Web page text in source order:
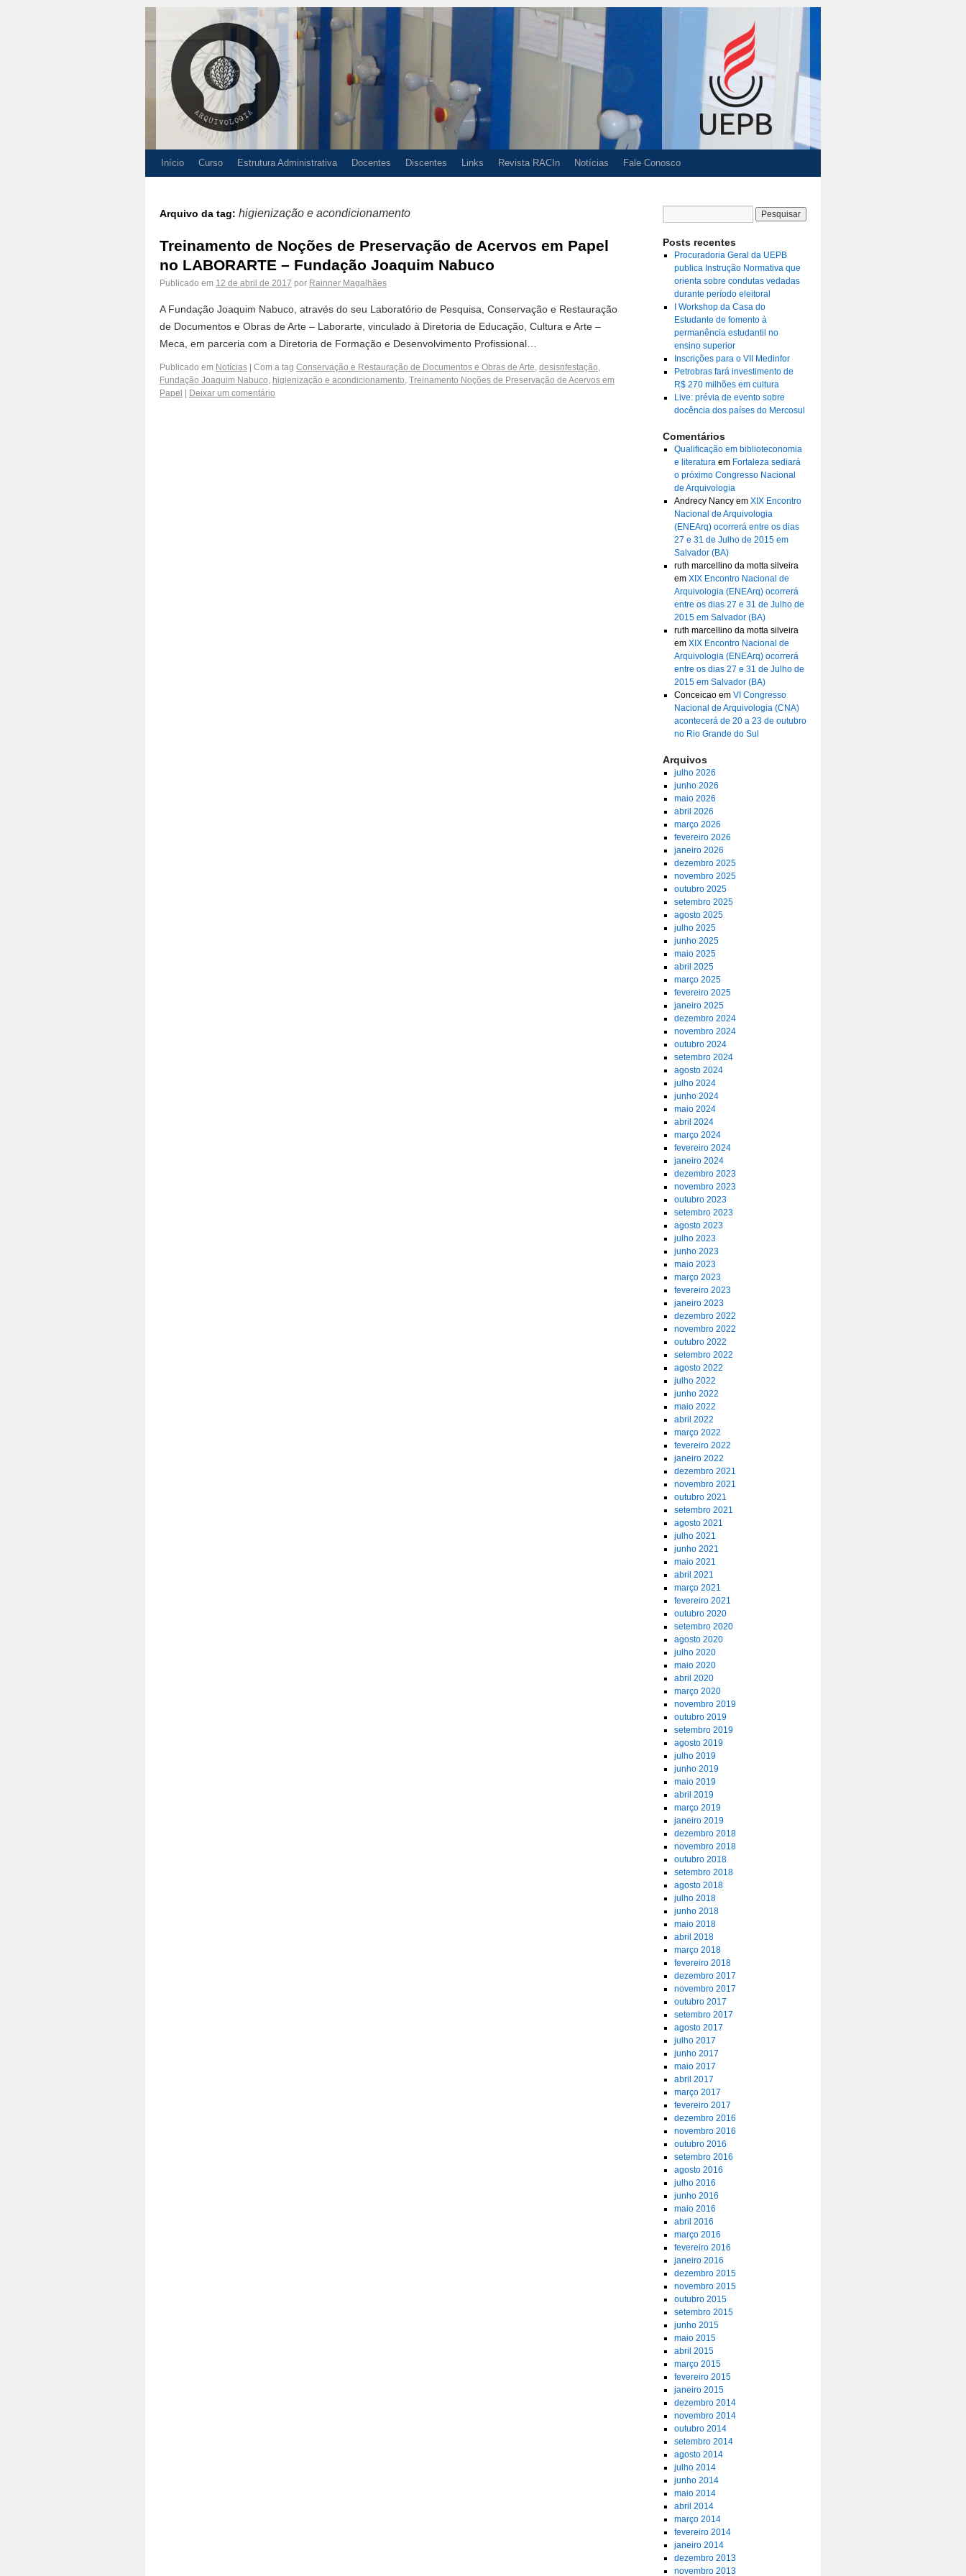
Início Curso Estrutura Administrativa Docentes Discentes Links Revista RACIn Notícias Fale Conosco
Arquivo da tag: higienização e acondicionamento
Treinamento de Noções de Preservação de Acervos em Papel
no LABORARTE – Fundação Joaquim Nabuco
Publicado em 12 de abril de 2017 por Rainner Magalhães
A Fundação Joaquim Nabuco, através do seu Laboratório de Pesquisa, Conservação e Restauração
de Documentos e Obras de Arte – Laborarte, vinculado à Diretoria de Educação, Cultura e Arte –
Meca, em parceria com a Diretoria de Formação e Desenvolvimento Profissional…
Publicado em Notícias Com a tag Conservação e Restauração de Documentos e Obras de Arte, desisnfestação,
Fundação Joaquim Nabuco, higienização e acondicionamento, Treinamento Noções de Preservação de Acervos em
Papel
Deixar um comentário
Posts recentes
Procuradoria Geral da UEPB
publica Instrução Normativa que
orienta sobre condutas vedadas
durante período eleitoral
I Workshop da Casa do
Estudante de fomento à
permanência estudantil no
ensino superior
Inscrições para o VII Medinfor
Petrobras fará investimento de
R$ 270 milhões em cultura
Live: prévia de evento sobre
docência dos países do Mercosul
Comentários
Qualificação em biblioteconomia
e literaturaem Fortaleza sediará
o próximo Congresso Nacional
de Arquivologia
Andrecy Nancyem XIX Encontro
Nacional de Arquivologia
(ENEArq) ocorrerá entre os dias
27 e 31 de Julho de 2015 em
Salvador (BA)
ruth marcellino da motta silveira
em XIX Encontro Nacional de
Arquivologia (ENEArq) ocorrerá
entre os dias 27 e 31 de Julho de
2015 em Salvador (BA)
ruth marcellino da motta silveira
em XIX Encontro Nacional de
Arquivologia (ENEArq) ocorrerá
entre os dias 27 e 31 de Julho de
2015 em Salvador (BA)
Conceicaoem VI Congresso
Nacional de Arquivologia (CNA)
acontecerá de 20 a 23 de outubro
no Rio Grande do Sul
Arquivos
julho 2026
junho 2026
maio 2026
abril 2026
março 2026
fevereiro 2026
janeiro 2026
dezembro 2025
novembro 2025
outubro 2025
setembro 2025
agosto 2025
julho 2025
junho 2025
maio 2025
abril 2025
março 2025
fevereiro 2025
janeiro 2025
dezembro 2024
novembro 2024
outubro 2024
setembro 2024
agosto 2024
julho 2024
junho 2024
maio 2024
abril 2024
março 2024
fevereiro 2024
janeiro 2024
dezembro 2023
novembro 2023
outubro 2023
setembro 2023
agosto 2023
julho 2023
junho 2023
maio 2023
março 2023
fevereiro 2023
janeiro 2023
dezembro 2022
novembro 2022
outubro 2022
setembro 2022
agosto 2022
julho 2022
junho 2022
maio 2022
abril 2022
março 2022
fevereiro 2022
janeiro 2022
dezembro 2021
novembro 2021
outubro 2021
setembro 2021
agosto 2021
julho 2021
junho 2021
maio 2021
abril 2021
março 2021
fevereiro 2021
outubro 2020
setembro 2020
agosto 2020
julho 2020
maio 2020
abril 2020
março 2020
novembro 2019
outubro 2019
setembro 2019
agosto 2019
julho 2019
junho 2019
maio 2019
abril 2019
março 2019
janeiro 2019
dezembro 2018
novembro 2018
outubro 2018
setembro 2018
agosto 2018
julho 2018
junho 2018
maio 2018
abril 2018
março 2018
fevereiro 2018
dezembro 2017
novembro 2017
outubro 2017
setembro 2017
agosto 2017
julho 2017
junho 2017
maio 2017
abril 2017
março 2017
fevereiro 2017
dezembro 2016
novembro 2016
outubro 2016
setembro 2016
agosto 2016
julho 2016
junho 2016
maio 2016
abril 2016
março 2016
fevereiro 2016
janeiro 2016
dezembro 2015
novembro 2015
outubro 2015
setembro 2015
junho 2015
maio 2015
abril 2015
março 2015
fevereiro 2015
janeiro 2015
dezembro 2014
novembro 2014
outubro 2014
setembro 2014
agosto 2014
julho 2014
junho 2014
maio 2014
abril 2014
março 2014
fevereiro 2014
janeiro 2014
dezembro 2013
novembro 2013